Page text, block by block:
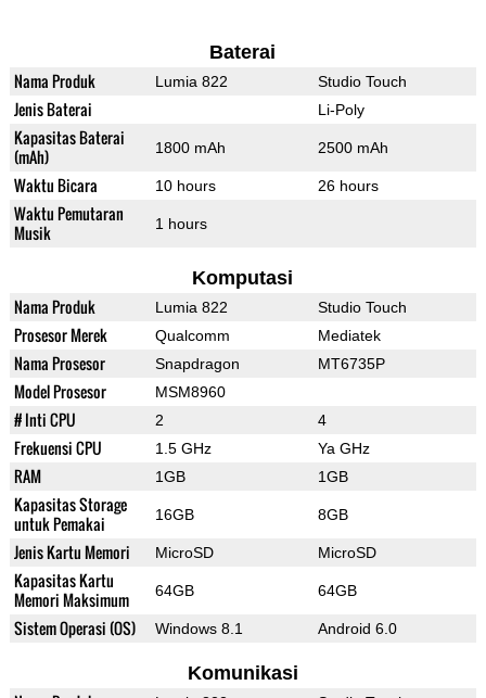
Baterai
Nama Produk Lumia 822 Studio Touch
Jenis Baterai Li-Poly
Kapasitas Baterai
(mAh)
1800 mAh 2500 mAh
Waktu Bicara 10 hours 26 hours
Waktu Pemutaran
Musik
1 hours
Komputasi
Nama Produk Lumia 822 Studio Touch
Prosesor Merek Qualcomm Mediatek
Nama Prosesor Snapdragon MT6735P
Model Prosesor MSM8960
# Inti CPU 2 4
Frekuensi CPU 1.5 GHz Ya GHz
RAM 1GB 1GB
Kapasitas Storage
untuk Pemakai
16GB 8GB
Jenis Kartu Memori MicroSD MicroSD
Kapasitas Kartu
Memori Maksimum
64GB 64GB
Sistem Operasi (OS) Windows 8.1 Android 6.0
Komunikasi